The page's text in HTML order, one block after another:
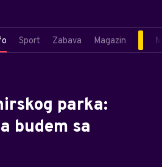
Sport Zabava Magazin
parka:
budem sa